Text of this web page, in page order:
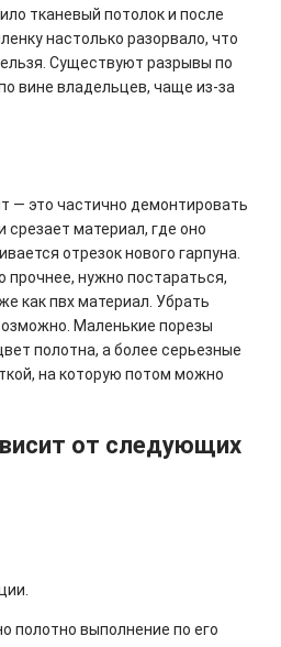
тканевый потолок и после
настолько разорвало, что
Существуют разрывы по
вине владельцев, чаще из-за
— это частично демонтировать
срезает материал, где оно
отрезок нового гарпуна.
прочнее, нужно постараться,
как пвх материал. Убрать
Маленькие порезы
полотна, а более серьезные
на которую потом можно
от следующих
полотно выполнение по его